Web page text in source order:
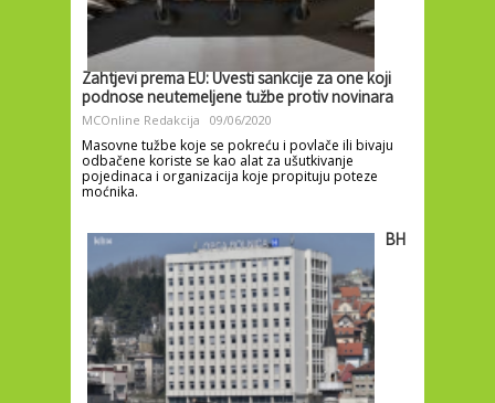
Zahtjevi prema EU: Uvesti sankcije za one koji
podnose neutemeljene tužbe protiv novinara
MCOnline Redakcija 09/06/2020
Masovne tužbe koje se pokreću i povlače ili bivaju
odbačene koriste se kao alat za ušutkivanje
pojedinaca i organizacija koje propituju poteze
moćnika.
BH